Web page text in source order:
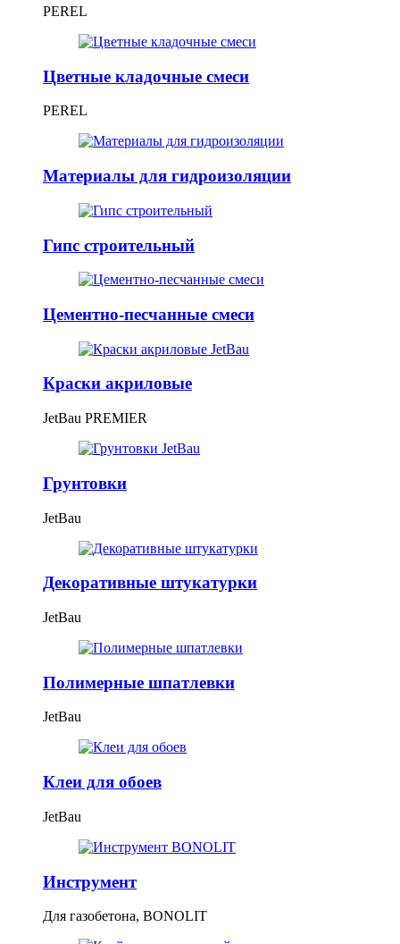
PEREL
Цветные кладочные смеси
PEREL
Материалы для гидроизоляции
Гипс строительный
Цементно-песчанные смеси
Краски акриловые
JetBau PREMIER
Грунтовки
JetBau
Декоративные штукатурки
JetBau
Полимерные шпатлевки
JetBau
Клеи для обоев
JetBau
Инструмент
Для газобетона, BONOLIT